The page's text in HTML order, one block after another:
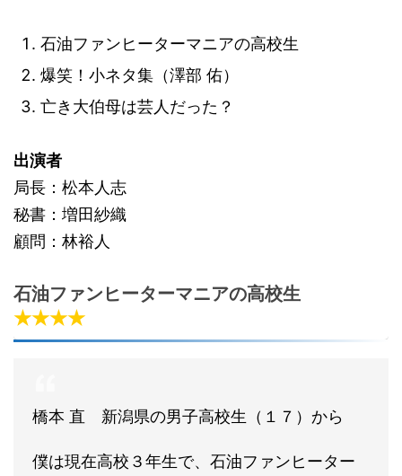
石油ファンヒーターマニアの高校生
爆笑！小ネタ集（澤部 佑）
亡き大伯母は芸人だった？
出演者
局長：松本人志
秘書：増田紗織
顧問：林裕人
石油ファンヒーターマニアの高校生
★★★★
橋本 直 新潟県の男子高校生（１７）から
僕は現在高校３年生で、石油ファンヒーター